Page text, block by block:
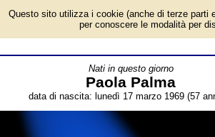
Palma - età - Almanacco
foto, qual è la data di nascita, età, dove è
italiana. Breve biografia. Voce
Nati in questo giorno
Paola Palma
data di nascita: lunedì 17 marzo 1969 (57
Questo sito utilizza i cookie (anche di terze parti
per conoscere le modalità per